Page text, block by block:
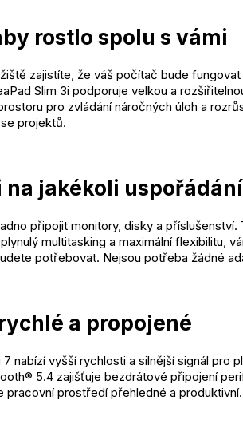
rostlo spolu s vámi
zajistíte, že váš počítač bude
Slim 3i podporuje velkou a
pro zvládání náročných úloh a
se projektů.
jakékoli uspořádání
připojit monitory, disky a příslušenství.
multitasking a maximální flexibilitu,
potřebovat. Nejsou potřeba žádné
a propojené
nabízí vyšší rychlosti a silnější signál pro
5.4 zajišťuje bezdrátové připojení
pracovní prostředí přehledné a produktivní.